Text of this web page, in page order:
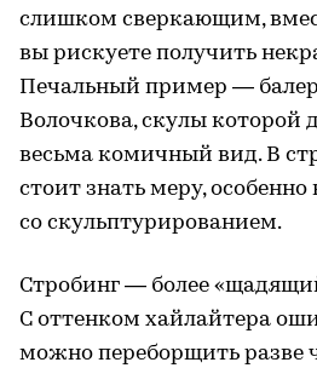
слишком сверкающим,
вы рискуете получить
Печальный пример —
Волочкова, скулы которой
весьма комичный вид. В
стоит знать меру, особенно
со скульптурированием.
Стробинг — более
С оттенком хайлайтера
можно переборщить разве